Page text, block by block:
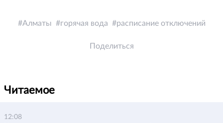
Алматы горячая вода расписание отключений
Поделиться
Читаемое
12:08